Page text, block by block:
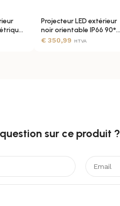
Projecteur LED extérieur
noir orientable IP66 90°
dimmable 0-10V
€ 350,99 HTVA
sur ce produit ?​